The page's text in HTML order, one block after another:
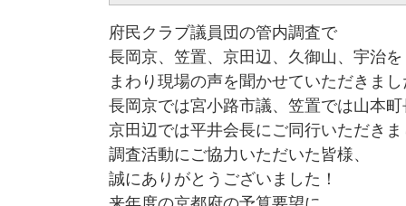
府民クラブ議員団の管内調査で
長岡京、笠置、京田辺、久御山、宇治を
まわり現場の声を聞かせていただきま
長岡京では宮小路市議、笠置では山本町
京田辺では平井会長にご同行いただき
調査活動にご協力いただいた皆様、
誠にありがとうございました！